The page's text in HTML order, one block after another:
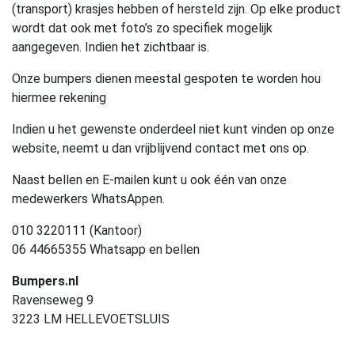
(transport) krasjes hebben of hersteld zijn. Op elke product
wordt dat ook met foto’s zo specifiek mogelijk
aangegeven. Indien het zichtbaar is.
Onze bumpers dienen meestal gespoten te worden hou
hiermee rekening
Indien u het gewenste onderdeel niet kunt vinden op onze
website, neemt u dan vrijblijvend contact met ons op.
Naast bellen en E-mailen kunt u ook één van onze
medewerkers WhatsAppen.
010 3220111 (Kantoor)
06 44665355 Whatsapp en bellen
Bumpers.nl
Ravenseweg 9
3223 LM HELLEVOETSLUIS